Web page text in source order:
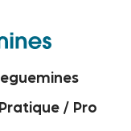
Pratique / Pro